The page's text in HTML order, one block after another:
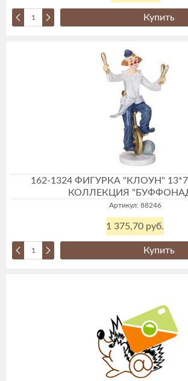
Купить
162-1324 ФИГУРКА "КЛОУН"
КОЛЛЕКЦИЯ
Артикул: 88246
1 375,70 руб.
Купить